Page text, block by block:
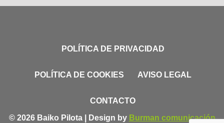
POLÍTICA DE PRIVACIDAD
POLÍTICA DE COOKIES AVISO LEGAL
CONTACTO
© 2026 Baiko Pilota | Design by Burman comunicación